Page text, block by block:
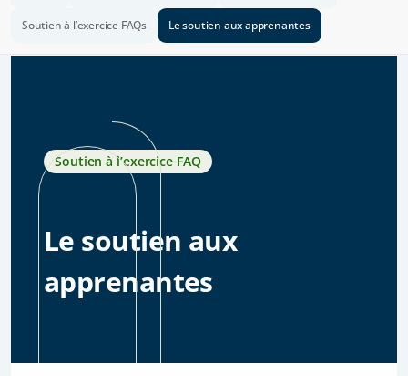
Soutien à l’exercice FAQs Le soutien aux apprenantes
Soutien à l’exercice FAQ
Le soutien aux
apprenantes